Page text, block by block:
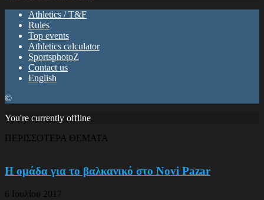
Athletics / T&F
Rules
Top events
Athletics calculator
SportsphotoZ
Contact us
English
©
You're currently offline
ΠΕΡΙΣΣΟΤΕΡΑ ΘΕΜΑΤΑ
Η ομάδα για το βαλκανικό στο Novi Pazar
6 Ιουλίου 2017